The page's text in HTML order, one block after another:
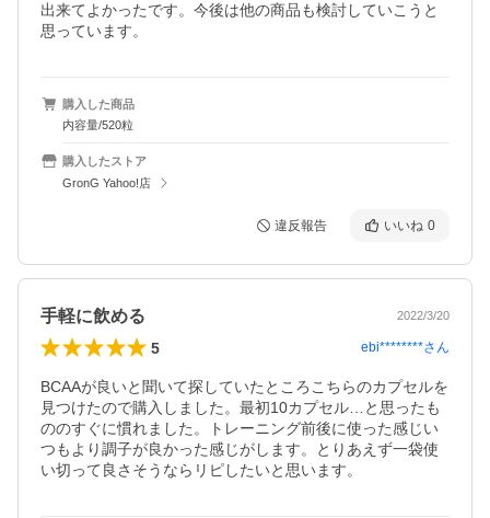
出来てよかったです。今後は他の商品も検討していこうと
思っています。
購入した商品
内容量/520粒
購入したストア
GronG Yahoo!店
違反報告 いいね 0
手軽に飲める 2022/3/20
5 ebi********さん
BCAAが良いと聞いて探していたところこちらのカプセルを
見つけたので購入しました。最初10カプセル…と思ったも
ののすぐに慣れました。トレーニング前後に使った感じい
つもより調子が良かった感じがします。とりあえず一袋使
い切って良さそうならリピしたいと思います。